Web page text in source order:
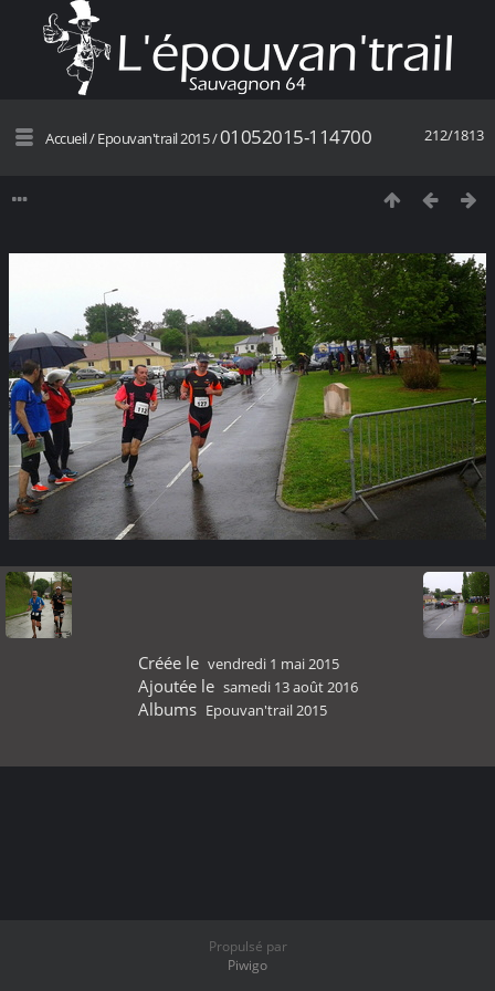
212/1813
Accueil/Epouvan'trail 2015/01052015-114700
Créée le vendredi 1 mai 2015
Ajoutée le samedi 13 août 2016
Albums Epouvan'trail 2015
Propulsé par
Piwigo